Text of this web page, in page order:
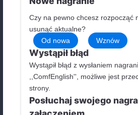
zaleca się
angielsku na
poniższą ikonę:
an exam
to pass
Wyraź zgodę